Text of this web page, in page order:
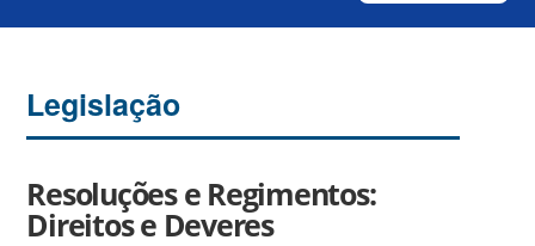
Legislação
Resoluções e Regimentos:
Direitos e Deveres